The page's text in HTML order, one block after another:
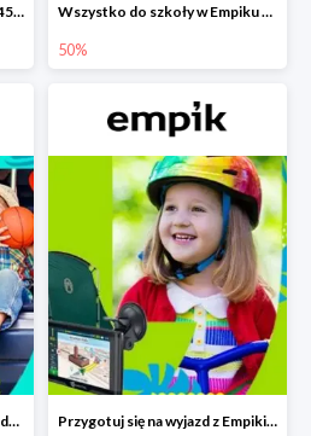
Hity sprzedaży w Empiku do -45% Wszystko do szkoły w Empiku do -50%
50%
Aktywne wakacje z Empikiem do -50% Przygotuj się na wyjazd z Empikiem - rabaty do -50%